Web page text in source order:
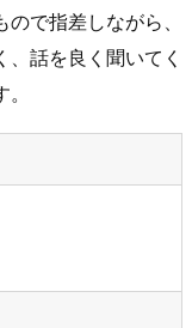
で指差しながら、
話を良く聞いてく